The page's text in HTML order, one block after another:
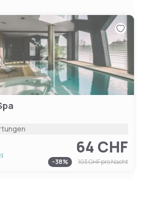
64 CHF
-38% 103 CHFpro Nacht